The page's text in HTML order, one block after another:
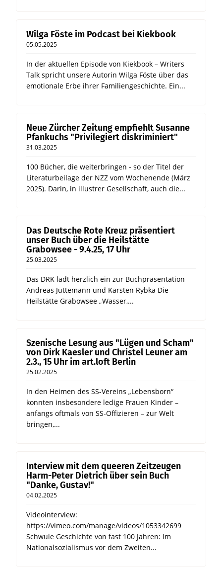
Wilga Föste im Podcast bei Kiekbook
05.05.2025
In der aktuellen Episode von Kiekbook – Writers
Talk spricht unsere Autorin Wilga Föste über das
emotionale Erbe ihrer Familiengeschichte. Ein...
Neue Zürcher Zeitung empfiehlt Susanne
Pfankuchs "Privilegiert diskriminiert"
31.03.2025
100 Bücher, die weiterbringen - so der Titel der
Literaturbeilage der NZZ vom Wochenende (März
2025). Darin, in illustrer Gesellschaft, auch die...
Das Deutsche Rote Kreuz präsentiert
unser Buch über die Heilstätte
Grabowsee - 9.4.25, 17 Uhr
25.03.2025
Das DRK lädt herzlich ein zur Buchpräsentation
Andreas Jüttemann und Karsten Rybka Die
Heilstätte Grabowsee „Wasser,...
Szenische Lesung aus "Lügen und Scham"
von Dirk Kaesler und Christel Leuner am
2.3., 15 Uhr im art.loft Berlin
25.02.2025
In den Heimen des SS-Vereins „Lebensborn“
konnten insbesondere ledige Frauen Kinder –
anfangs oftmals von SS-Offizieren – zur Welt
bringen,...
Interview mit dem queeren Zeitzeugen
Harm-Peter Dietrich über sein Buch
"Danke, Gustav!"
04.02.2025
Videointerview:
https://vimeo.com/manage/videos/1053342699
Schwule Geschichte von fast 100 Jahren: Im
Nationalsozialismus vor dem Zweiten...